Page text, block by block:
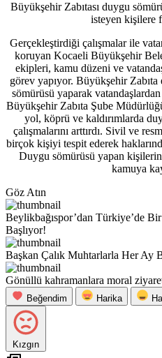
Büyükşehir Zabıtası duygu
isteyen kişilere
Gerçekleştirdiği çalışmalar ile
koruyan Kocaeli Büyükşehir
ekipleri, kamu düzeni ve
görev yapıyor. Büyükşehir
sömürüsü yaparak
Büyükşehir Zabıta Şube
yol, köprü ve kaldırımlarda
çalışmalarını arttırdı. Sivil ve
birçok kişiyi tespit ederek
Duygu sömürüsü yapan
kamuya
Göz Atın
Beylikbağıspor’dan Türkiye’de
Başlıyor!
Başkan Çalık Muhtarlarla Her Ay
Gönüllü kahramanlara moral
Beğendim Harika
Kızgın